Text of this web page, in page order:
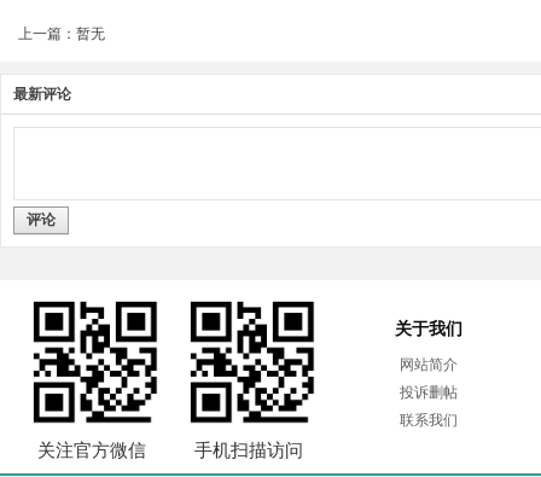
上一篇：暂无
最新评论
评论
关注官方微信 手机扫描访问
关于我们
网站简介
投诉删帖
联系我们